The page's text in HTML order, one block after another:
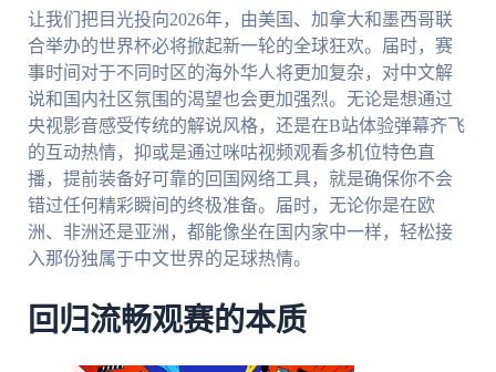
让我们把目光投向2026年，由美国、加拿大和墨西哥联
合举办的世界杯必将掀起新一轮的全球狂欢。届时，赛
事时间对于不同时区的海外华人将更加复杂，对中文解
说和国内社区氛围的渴望也会更加强烈。无论是想通过
央视影音感受传统的解说风格，还是在B站体验弹幕齐飞
的互动热情，抑或是通过咪咕视频观看多机位特色直
播，提前装备好可靠的回国网络工具，就是确保你不会
错过任何精彩瞬间的终极准备。届时，无论你是在欧
洲、非洲还是亚洲，都能像坐在国内家中一样，轻松接
入那份独属于中文世界的足球热情。
回归流畅观赛的本质